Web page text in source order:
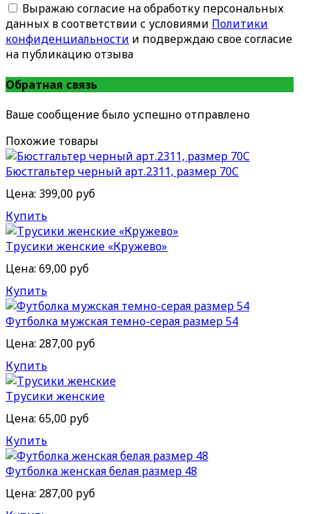
Выражаю согласие на обработку персональных
данных в соответствии с условиями Политики
конфиденциальности и подверждаю свое согласие
на публикацию отзыва
Обратная связь
Ваше сообщение было успешно отправлено
Похожие товары
Бюстгальтер черный арт.2311, размер 70C
Цена: 399,00 руб
Купить
Трусики женские «Кружево»
Цена: 69,00 руб
Купить
Футболка мужская темно-серая размер 54
Цена: 287,00 руб
Купить
Трусики женские
Цена: 65,00 руб
Купить
Футболка женская белая размер 48
Цена: 287,00 руб